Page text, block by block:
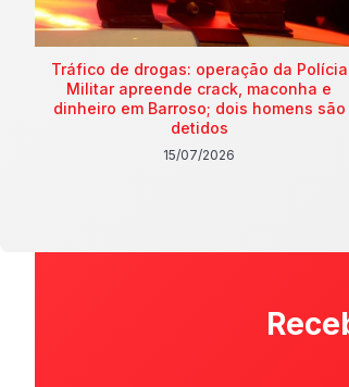
Tráfico de drogas: operação da Polícia
Militar apreende crack, maconha e
dinheiro em Barroso; dois homens são
detidos
15/07/2026